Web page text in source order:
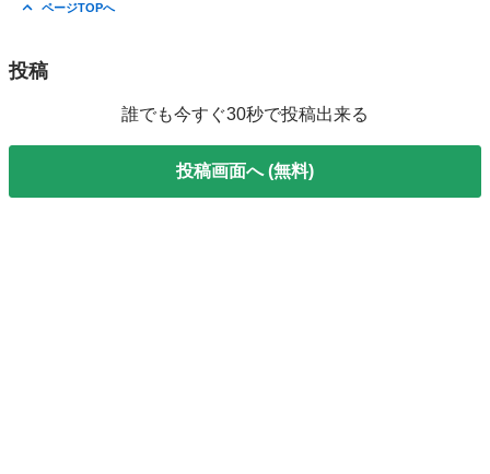
ページTOPへ
投稿
誰でも今すぐ30秒で投稿出来る
投稿画面へ (無料)